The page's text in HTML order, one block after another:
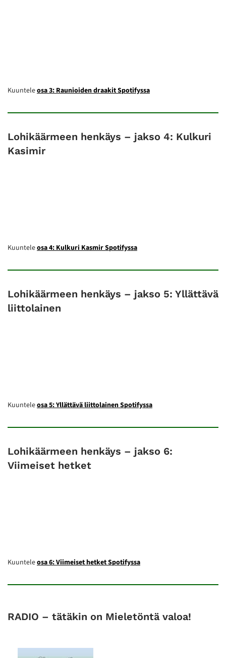
Kuunteleosa 3: Raunioiden draakit Spotifyssa
Lohikäärmeen henkäys – jakso 4: Kulkuri
Kasimir
Kuunteleosa 4: Kulkuri Kasmir Spotifyssa
Lohikäärmeen henkäys – jakso 5: Yllättävä
liittolainen
Kuunteleosa 5: Yllättävä liittolainen Spotifyssa
Lohikäärmeen henkäys – jakso 6:
Viimeiset hetket
Kuunteleosa 6: Viimeiset hetket Spotifyssa
RADIO – tätäkin on Mieletöntä valoa!